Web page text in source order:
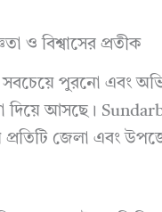
ও বিশ্বাসের প্রতীক
পুরনো এবং
দিয়ে আসছে।
প্রতিটি জেলা এবং